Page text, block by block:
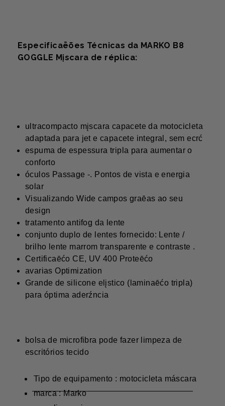
Especificaēões Técnicas da MARKO B8
GOGGLE Mįscara de réplica:
ultracompacto mįscara capacete da motocicleta
adaptada para jet e capacete integral, sem ecrć
espuma de espessura tripla para aumentar o
conforto
óculos Passage -. Pontos de vista e energia
solar
Visualizando Wide campos graēas ao seu
design
tratamento antifog da lente
conjunto duplo de lentes fornecido: Lente /
brilho lente marrom transparente e contraste .
Certificaēćo CE, UV 400 Proteēćo
avarias Optimization
Grande de silicone elįstico (laminaēćo tripla)
para óptima aderźncia
bolsa de microfibra pode fazer limpeza de
escritórios tecido
Tipo de equipamento : motocicleta máscara
marca : Marko